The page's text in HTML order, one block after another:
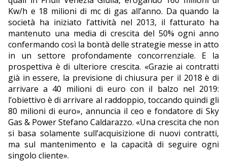
Kw/h e 18 milioni di mc di gas all’anno. Da quando la
società ha iniziato l’attività nel 2013, il fatturato ha
mantenuto una media di crescita del 50% ogni anno
confermando così la bontà delle strategie messe in atto
in un settore profondamente concorrenziale. E la
prospettiva è di ulteriore crescita. «Grazie ai contratti
già in essere, la previsione di chiusura per il 2018 è di
arrivare a 40 milioni di euro con il balzo nel 2019:
l’obiettivo è di arrivare al raddoppio, toccando quindi gli
80 milioni di euro», annuncia il ceo e fondatore di Sky
Gas & Power Stefano Caldarazzo. «Una crescita che non
si basa solamente sull’acquisizione di nuovi contratti,
ma sul mantenimento e la capacità di seguire ogni
singolo cliente».